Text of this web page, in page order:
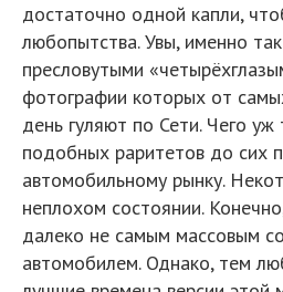
достаточно одной капли,
любопытства. Увы, именно
пресловутыми
фотографии которых от
день гуляют по Сети. Чего уж
подобных раритетов до сих
автомобильному рынку.
неплохом состоянии.
далеко не самым массовым
автомобилем. Однако, тем